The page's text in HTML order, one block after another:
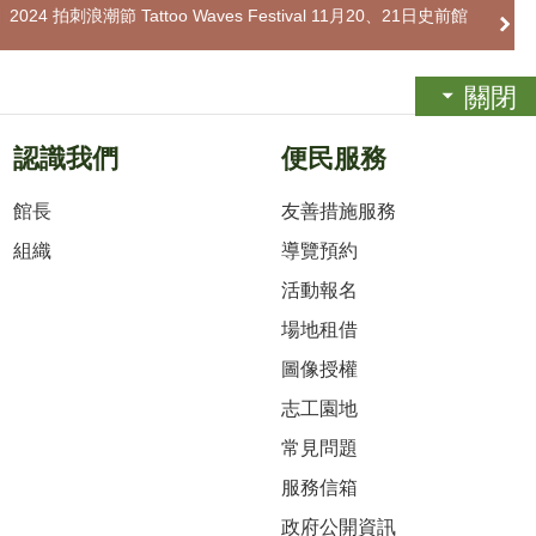
2024 拍刺浪潮節 Tattoo Waves Festival 11月20、21日史前館
關閉
認識我們
館長
組織
便民服務
友善措施服務
導覽預約
活動報名
場地租借
圖像授權
志工園地
常見問題
服務信箱
政府公開資訊